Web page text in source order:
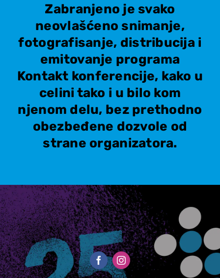
Zabranjeno je svako
neovlašćeno snimanje,
fotografisanje, distribucija i
emitovanje programa
Kontakt konferencije, kako u
celini tako i u bilo kom
njenom delu, bez prethodno
obezbeđene dozvole od
strane organizatora.